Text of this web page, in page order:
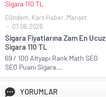
Gündem, Kars Haber, Manşet
07.06.2026
Sigara Fiyatlarına Zam En Ucuz
Sigara 110 TL
69 / 100 Altyapı Rank Math SEO
SEO Puanı Sigara...
YORUMLAR